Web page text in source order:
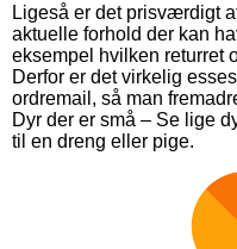
Ligeså er det prisværdigt
aktuelle forhold der kan
eksempel hvilken returret
Derfor er det virkelig
ordremail, så man
Dyr der er små – Se lige
til en dreng eller pige.